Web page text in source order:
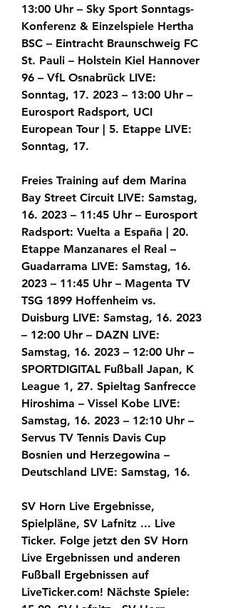
13:00 Uhr – Sky Sport Sonntags-
Konferenz & Einzelspiele Hertha
BSC – Eintracht Braunschweig FC
St. Pauli – Holstein Kiel Hannover
96 – VfL Osnabrück LIVE:
Sonntag, 17. 2023 – 13:00 Uhr –
Eurosport Radsport, UCI
European Tour | 5. Etappe LIVE:
Sonntag, 17.
Freies Training auf dem Marina
Bay Street Circuit LIVE: Samstag,
16. 2023 – 11:45 Uhr – Eurosport
Radsport: Vuelta a España | 20.
Etappe Manzanares el Real –
Guadarrama LIVE: Samstag, 16.
2023 – 11:45 Uhr – Magenta TV
TSG 1899 Hoffenheim vs.
Duisburg LIVE: Samstag, 16. 2023
– 12:00 Uhr – DAZN LIVE:
Samstag, 16. 2023 – 12:00 Uhr –
SPORTDIGITAL Fußball Japan, K
League 1, 27. Spieltag Sanfrecce
Hiroshima – Vissel Kobe LIVE:
Samstag, 16. 2023 – 12:10 Uhr –
Servus TV Tennis Davis Cup
Bosnien und Herzegowina –
Deutschland LIVE: Samstag, 16.
SV Horn Live Ergebnisse,
Spielpläne, SV Lafnitz ... Live
Ticker. Folge jetzt den SV Horn
Live Ergebnissen und anderen
Fußball Ergebnissen auf
LiveTicker.com! Nächste Spiele: